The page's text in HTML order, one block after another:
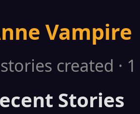
Vampire
created ·
Stories